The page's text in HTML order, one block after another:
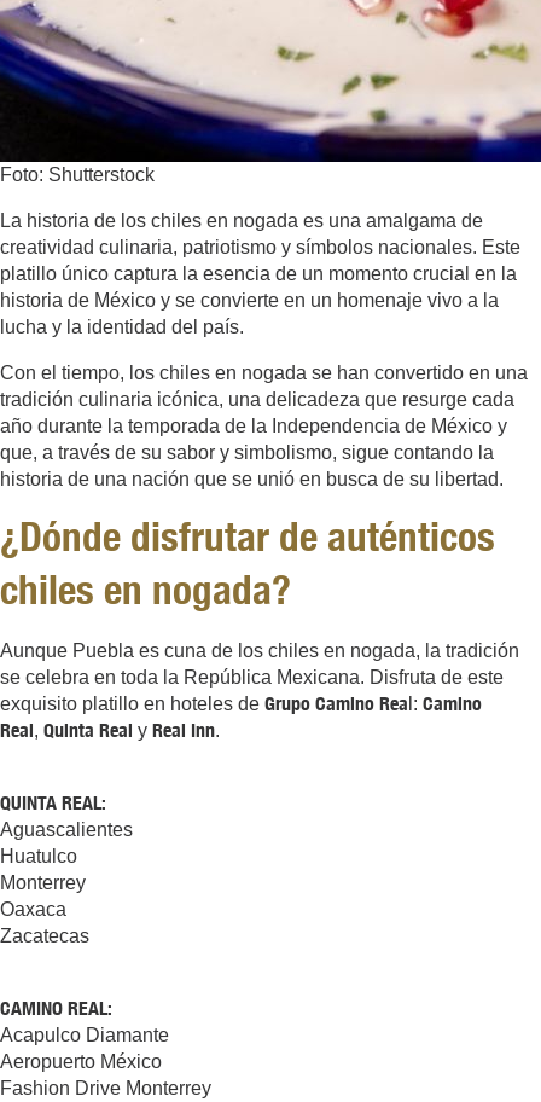
Foto: Shutterstock
La historia de los chiles en nogada es una amalgama de
creatividad culinaria, patriotismo y símbolos nacionales. Este
platillo único captura la esencia de un momento crucial en la
historia de México y se convierte en un homenaje vivo a la
lucha y la identidad del país.
Con el tiempo, los chiles en nogada se han convertido en una
tradición culinaria icónica, una delicadeza que resurge cada
año durante la temporada de la Independencia de México y
que, a través de su sabor y simbolismo, sigue contando la
historia de una nación que se unió en busca de su libertad.
¿Dónde disfrutar de auténticos
chiles en nogada?
Aunque Puebla es cuna de los chiles en nogada, la tradición
se celebra en toda la República Mexicana. Disfruta de este
exquisito platillo en hoteles de Grupo Camino Rea l: Camino
Real, Quinta Real y Real Inn.
QUINTA REAL:
Aguascalientes
Huatulco
Monterrey
Oaxaca
Zacatecas
CAMINO REAL:
Acapulco Diamante
Aeropuerto México
Fashion Drive Monterrey